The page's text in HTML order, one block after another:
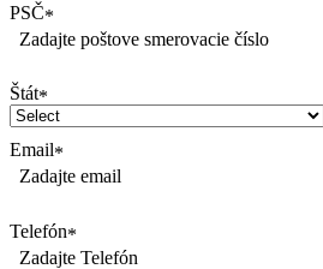
PSČ*
Zadajte poštove smerovacie číslo
Štát*
Email*
Zadajte email
Telefón*
Zadajte Telefón